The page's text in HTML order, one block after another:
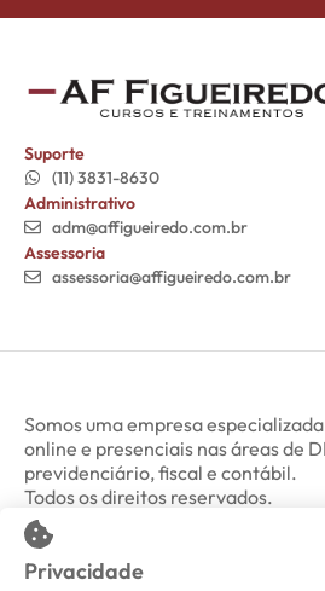
Suporte
(11) 3831-8630
Administrativo
adm@affigueiredo.com.br
Assessoria
assessoria@affigueiredo.com.br
Somos uma empresa
online e presenciais nas áreas de
previdenciário, fiscal e contábil.
Todos os direitos reservados.
Privacidade